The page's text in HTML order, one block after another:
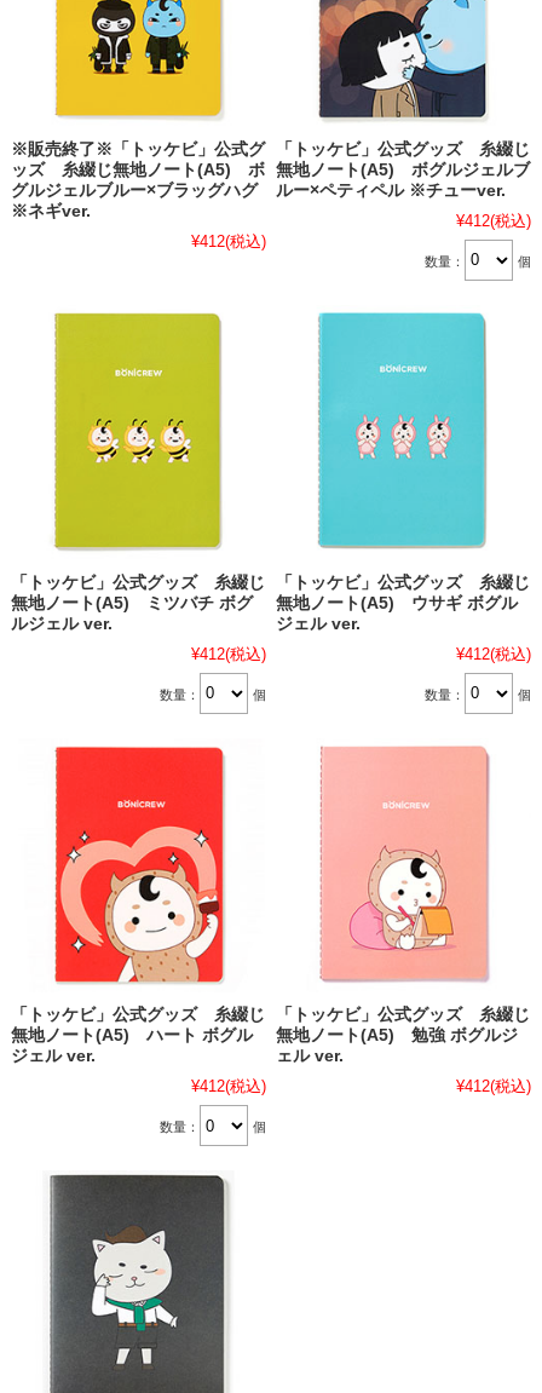
※販売終了※「トッケビ」公式グ
ッズ 糸綴じ無地ノート(A5) ボ
グルジェルブルー×ブラッグハグ
※ネギver.
¥412(税込)
「トッケビ」公式グッズ 糸綴じ
無地ノート(A5) ボグルジェルブ
ルー×ペティペル ※チューver.
¥412(税込)
数量： 個
「トッケビ」公式グッズ 糸綴じ
無地ノート(A5) ミツバチ ボグ
ルジェル ver.
¥412(税込)
数量： 個
「トッケビ」公式グッズ 糸綴じ
無地ノート(A5) ウサギ ボグル
ジェル ver.
¥412(税込)
数量： 個
「トッケビ」公式グッズ 糸綴じ
無地ノート(A5) ハート ボグル
ジェル ver.
¥412(税込)
数量： 個
「トッケビ」公式グッズ 糸綴じ
無地ノート(A5) 勉強 ボグルジ
ェル ver.
¥412(税込)